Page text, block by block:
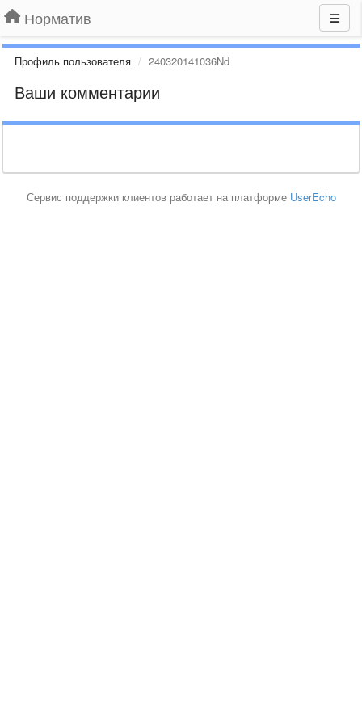
Норматив
Профиль пользователя 240320141036Nd
Ваши комментарии
Сервис поддержки клиентов работает на платформе UserEcho